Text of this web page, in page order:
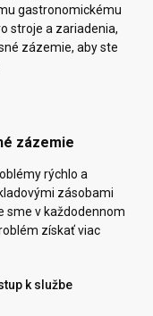
gastronomickému
stroje a zariadenia,
zázemie, aby ste
zázemie
rýchlo a
zásobami
sme v každodennom
získať viac
k službe